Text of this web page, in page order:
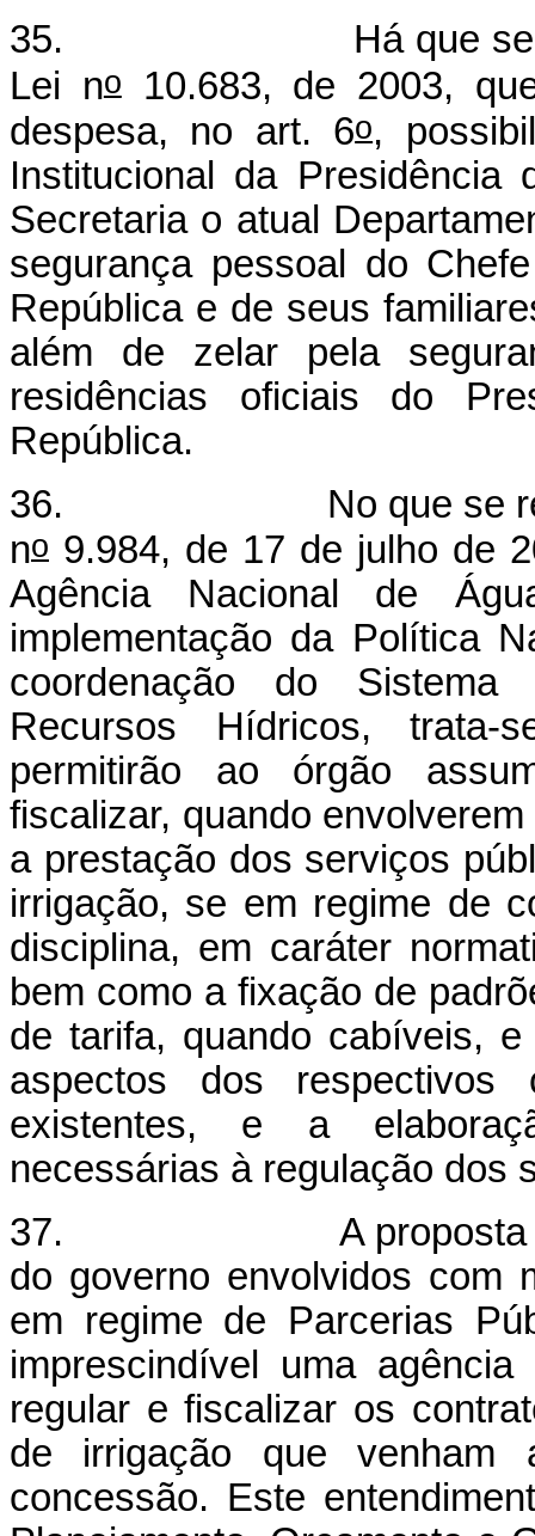
35. Há que se referir
Lei no10.683, de 2003,
despesa, no art. 6o,
Institucional da
Secretaria o atual
segurança pessoal do
República e de seus
além de zelar pela
residências oficiais do
República.
36. No que se refere
no 9.984, de 17 de julho de
Agência Nacional de
implementação da Política
coordenação do
Recursos Hídricos,
permitirão ao órgão
fiscalizar, quando
a prestação dos serviços
irrigação, se em regime de
disciplina, em caráter
bem como a fixação de
de tarifa, quando cabíveis,
aspectos dos respectivos
existentes, e a
necessárias à regulação dos
37. A proposta é fruto
do governo envolvidos com
em regime de Parcerias
imprescindível uma
regular e fiscalizar os
de irrigação que
concessão. Este